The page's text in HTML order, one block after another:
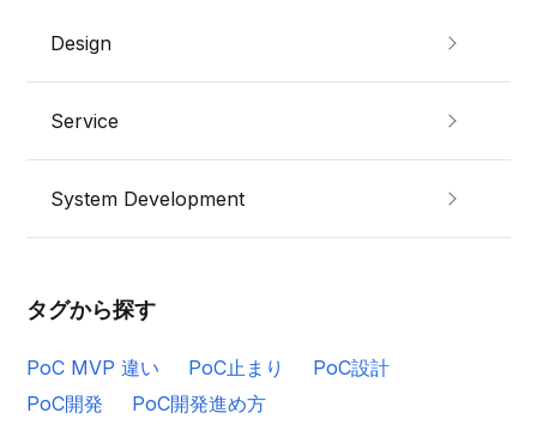
Design
Service
System Development
タグから探す
PoC MVP 違い PoC止まり
PoC設計
PoC開発
PoC開発進め方